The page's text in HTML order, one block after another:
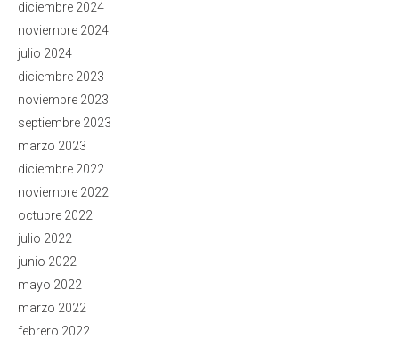
diciembre 2024
noviembre 2024
julio 2024
diciembre 2023
noviembre 2023
septiembre 2023
marzo 2023
diciembre 2022
noviembre 2022
octubre 2022
julio 2022
junio 2022
mayo 2022
marzo 2022
febrero 2022